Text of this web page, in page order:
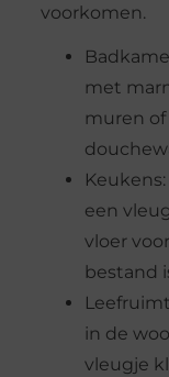
voorkomen.
met
muren of
een
vloer
bestand
in de
vleugje